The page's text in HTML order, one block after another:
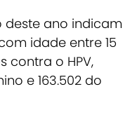
deste ano indicam
idade entre 15
contra o HPV,
e 163.502 do